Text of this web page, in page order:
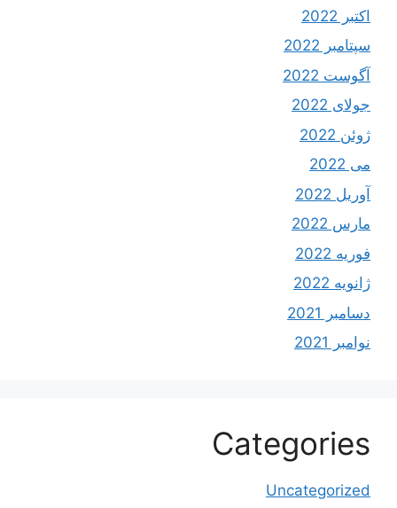
اکتبر 2022
سپتامبر 2022
آگوست 2022
جولای 2022
ژوئن 2022
می 2022
آوریل 2022
مارس 2022
فوریه 2022
ژانویه 2022
دسامبر 2021
نوامبر 2021
Categories
Uncategorized